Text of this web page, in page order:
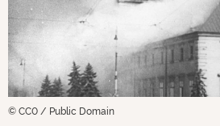
© CC0 / Public Domain